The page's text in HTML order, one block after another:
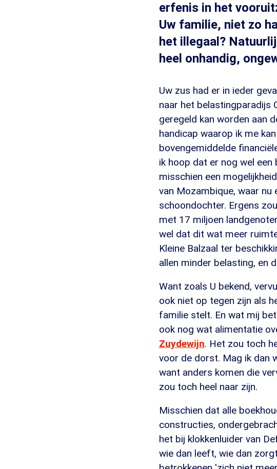
erfenis in het
Uw familie, niet zo
het illegaal?
heel onhandig,
Uw zus had er in ieder
naar het belastingparadijs
geregeld kan worden aan
handicap waarop ik me
bovengemiddelde
ik hoop dat er nog wel een
misschien een
van Mozambique, waar
schoondochter. Ergens
met 17 miljoen
wel dat dit wat meer
Kleine Balzaal ter
allen minder belasting, en
Want zoals U bekend,
ook niet op tegen zijn als
familie stelt. En wat mij
ook nog wat alimentatie
Zuydewijn. Het zou toch
voor de dorst. Mag ik dan
want anders komen die
zou toch heel naar zijn.
Misschien dat alle
constructies,
het bij klokkenluider van
wie dan leeft, wie dan